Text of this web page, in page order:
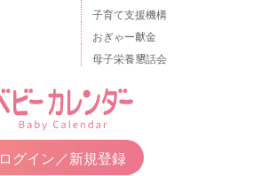
子育て支援機構
おぎゃー献金
母子栄養懇話会
ログイン／新規登録